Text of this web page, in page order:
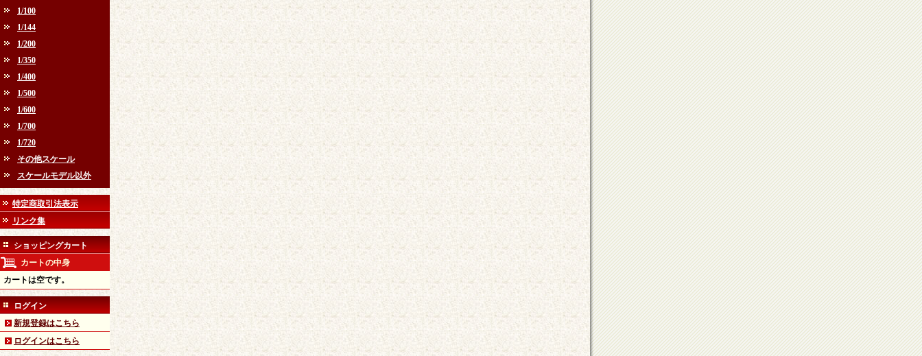
1/100
1/144
1/200
1/350
1/400
1/500
1/600
1/700
1/720
その他スケール
スケールモデル以外
特定商取引法表示
リンク集
ショッピングカート
カートの中身
カートは空です。
ログイン
新規登録はこちら
ログインはこちら